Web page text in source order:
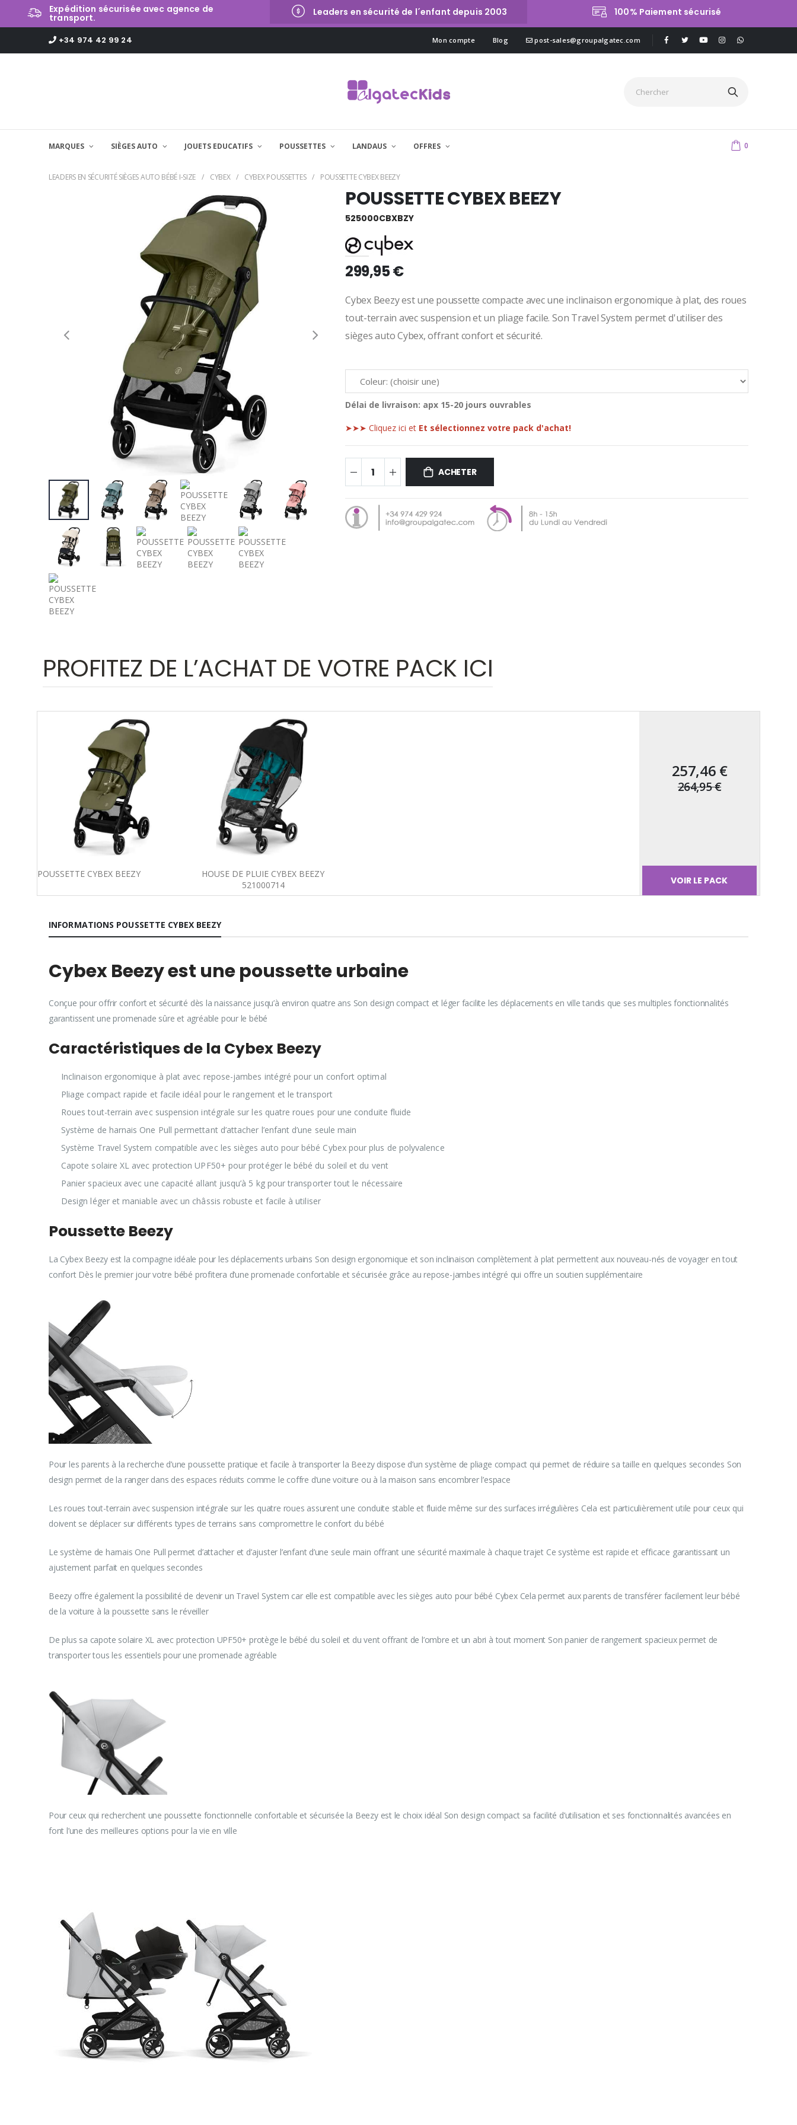
Expédition sécurisée avec agence de
transport.
Leaders en sécurité de l´enfant depuis 2003 100% Paiement sécurisé
+34 974 42 99 24 Mon compte Blog post-sales@groupalgatec.com
MARQUES SIÈGES AUTO JOUETS EDUCATIFS POUSSETTES LANDAUS OFFRES 0
LEADERS EN SÉCURITÉ SIÈGES AUTO BÉBÉ I-SIZE CYBEX CYBEX POUSSETTES POUSSETTE CYBEX BEEZY
POUSSETTE CYBEX BEEZY
525000CBXBZY
299,95 €
Cybex Beezy est une poussette compacte avec une inclinaison ergonomique à plat, des roues
tout-terrain avec suspension et un pliage facile. Son Travel System permet d'utiliser des
sièges auto Cybex, offrant confort et sécurité.
Délai de livraison: apx 15-20 jours ouvrables
➤➤➤ Cliquez ici et Et sélectionnez votre pack d'achat!
ACHETER
PROFITEZ DE L’ACHAT DE VOTRE PACK ICI
POUSSETTE CYBEX BEEZY
HOUSE DE PLUIE CYBEX BEEZY
521000714
257,46 €
264,95 €
VOIR LE PACK
INFORMATIONS POUSSETTE CYBEX BEEZY
Cybex Beezy est une poussette urbaine
Conçue pour offrir confort et sécurité dès la naissance jusqu’à environ quatre ans Son design compact et léger facilite les déplacements en ville tandis que ses multiples fonctionnalités
garantissent une promenade sûre et agréable pour le bébé
Caractéristiques de la Cybex Beezy
Inclinaison ergonomique à plat avec repose-jambes intégré pour un confort optimal
Pliage compact rapide et facile idéal pour le rangement et le transport
Roues tout-terrain avec suspension intégrale sur les quatre roues pour une conduite fluide
Système de harnais One Pull permettant d’attacher l’enfant d’une seule main
Système Travel System compatible avec les sièges auto pour bébé Cybex pour plus de polyvalence
Capote solaire XL avec protection UPF50+ pour protéger le bébé du soleil et du vent
Panier spacieux avec une capacité allant jusqu’à 5 kg pour transporter tout le nécessaire
Design léger et maniable avec un châssis robuste et facile à utiliser
Poussette Beezy
La Cybex Beezy est la compagne idéale pour les déplacements urbains Son design ergonomique et son inclinaison complètement à plat permettent aux nouveau-nés de voyager en tout
confort Dès le premier jour votre bébé profitera d’une promenade confortable et sécurisée grâce au repose-jambes intégré qui offre un soutien supplémentaire
Pour les parents à la recherche d’une poussette pratique et facile à transporter la Beezy dispose d’un système de pliage compact qui permet de réduire sa taille en quelques secondes Son
design permet de la ranger dans des espaces réduits comme le coffre d’une voiture ou à la maison sans encombrer l’espace
Les roues tout-terrain avec suspension intégrale sur les quatre roues assurent une conduite stable et fluide même sur des surfaces irrégulières Cela est particulièrement utile pour ceux qui
doivent se déplacer sur différents types de terrains sans compromettre le confort du bébé
Le système de harnais One Pull permet d’attacher et d’ajuster l’enfant d’une seule main offrant une sécurité maximale à chaque trajet Ce système est rapide et efficace garantissant un
ajustement parfait en quelques secondes
Beezy offre également la possibilité de devenir un Travel System car elle est compatible avec les sièges auto pour bébé Cybex Cela permet aux parents de transférer facilement leur bébé
de la voiture à la poussette sans le réveiller
De plus sa capote solaire XL avec protection UPF50+ protège le bébé du soleil et du vent offrant de l’ombre et un abri à tout moment Son panier de rangement spacieux permet de
transporter tous les essentiels pour une promenade agréable
Pour ceux qui recherchent une poussette fonctionnelle confortable et sécurisée la Beezy est le choix idéal Son design compact sa facilité d’utilisation et ses fonctionnalités avancées en
font l’une des meilleures options pour la vie en ville